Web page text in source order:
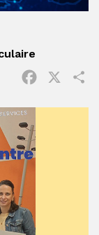
Facebook